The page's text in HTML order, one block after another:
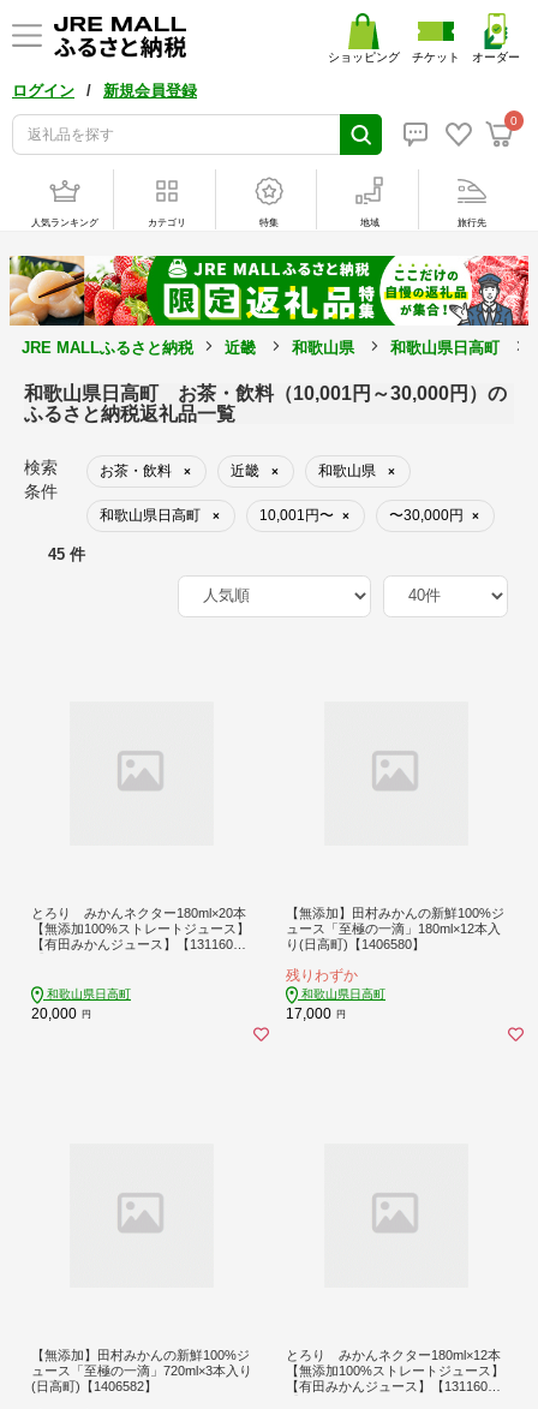
ログイン / 新規会員登録
0
ショッピング チケット オーダー
人気ランキング カテゴリ 特集 地域 旅行先
JRE MALLふるさと納税 近畿 和歌山県 和歌山県日高町
和歌山県日高町 お茶・飲料（10,001円～30,000円）の
ふるさと納税返礼品一覧
検索
条件
お茶・飲料 × 近畿 × 和歌山県 ×
和歌山県日高町 × 10,001円〜 × 〜30,000円 ×
45 件
とろり みかんネクター180ml×20本
【無添加100%ストレートジュース】
【有田みかんジュース】【131160
和歌山県日高町
20,000 円
【無添加】田村みかんの新鮮100%ジ
ュース「至極の一滴」180ml×12本入
り(日高町)【1406580】
残りわずか
和歌山県日高町
17,000 円
【無添加】田村みかんの新鮮100%ジ
ュース「至極の一滴」720ml×3本入り
(日高町)【1406582】
とろり みかんネクター180ml×12本
【無添加100%ストレートジュース】
【有田みかんジュース】【131160